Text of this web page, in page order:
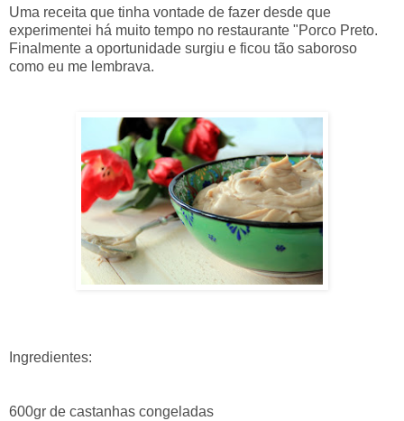
Uma receita que tinha vontade de fazer desde que
experimentei há muito tempo no restaurante "Porco Preto.
Finalmente a oportunidade surgiu e ficou tão saboroso
como eu me lembrava.
Ingredientes:
600gr de castanhas congeladas